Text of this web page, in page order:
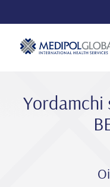
Yordamchi